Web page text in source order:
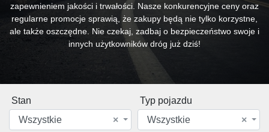
zapewnieniem jakości i trwałości. Nasze konkurencyjne ceny oraz
regularne promocje sprawią, że zakupy będą nie tylko korzystne,
ale także oszczędne. Nie czekaj, zadbaj o bezpieczeństwo swoje i
innych użytkowników dróg już dziś!
Stan
×
Wszystkie
Typ pojazdu
×
Wszystkie